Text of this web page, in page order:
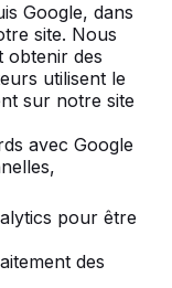
Google, dans
site. Nous
obtenir des
utilisent le
sur notre site
avec Google
pour être
des
de ping-
amusant à
des
ping-pong à
Il faut le mettre
en place ou
en